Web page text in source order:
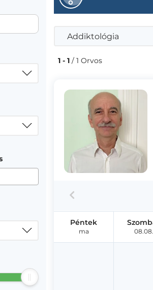
Addiktológia
1 - 1 / 1 Orvos
Péntek
ma 08.08.